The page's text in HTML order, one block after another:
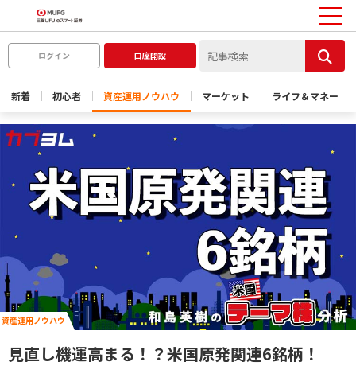
ログイン 口座開設
新着 初心者 資産運用ノウハウ マーケット ライフ＆マネー
資産運用ノウハウ
見直し機運高まる！？米国原発関連6銘柄！